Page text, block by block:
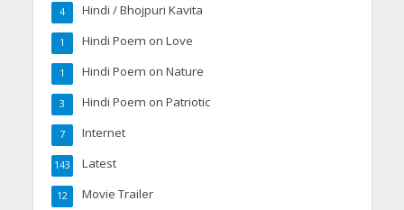
Hindi / Bhojpuri Kavita
4
Hindi Poem on Love
1
Hindi Poem on Nature
1
Hindi Poem on Patriotic
3
Internet
7
Latest
143
Movie Trailer
12